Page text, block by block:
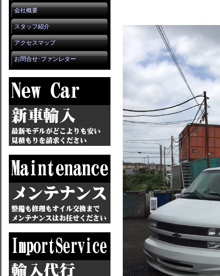
会社概要
スタッフ紹介
アクセスマップ
お問合せ･ファンレター